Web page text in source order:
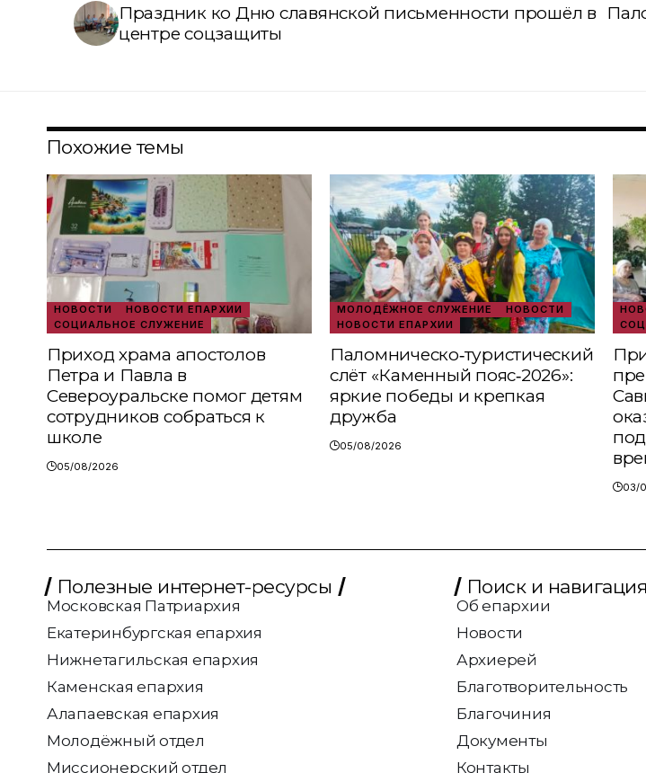
Праздник ко Дню славянской письменности прошёл в
центре соцзащиты
Похожие темы
НОВОСТИ
НОВОСТИ ЕПАРХИИ
СОЦИАЛЬНОЕ СЛУЖЕНИЕ
Приход храма апостолов
Петра и Павла в
Североуральске помог детям
сотрудников собраться к
школе
05/08/2026
МОЛОДЁЖНОЕ СЛУЖЕНИЕ
НОВОСТИ
НОВОСТИ ЕПАРХИИ
Паломническо‑туристический
слёт «Каменный пояс‑2026»:
яркие победы и крепкая
дружба
05/08/2026
03/
Полезные интернет-ресурсы
Московская Патриархия
Екатеринбургская епархия
Нижнетагильская епархия
Каменская епархия
Алапаевская епархия
Молодёжный отдел
Миссионерский отдел
Поиск и навигация
Об епархии
Новости
Архиерей
Благотворительность
Благочиния
Документы
Контакты